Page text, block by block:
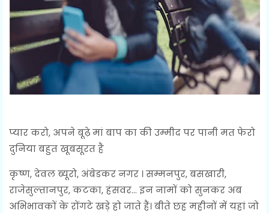
प्यार करो, अपने बूढ़े मां बाप का की उम्मीद पर पानी मत फेरो
दुनिया बहुत खूबसूरत है
कृष्ण, देवल ब्यूरो, अंबेडकर नगर । सम्मनपुर, बसखारी,
राजेसुल्तानपुर, कटका, हंसवर… इन नामों को सुनकर अब
अभिभावकों के रोंगटे खड़े हो जाते हैं। बीते छह महीनों में यहां जो